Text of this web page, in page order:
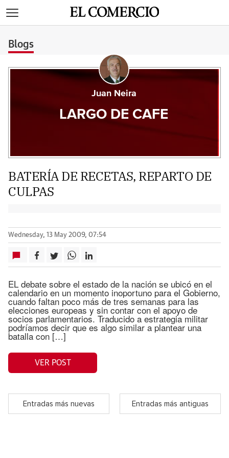
Blogs
Juan Neira
LARGO DE CAFE
BATERÍA DE RECETAS, REPARTO DE
CULPAS
Wednesday, 13 May 2009, 07:54
EL debate sobre el estado de la nación se ubicó en el
calendario en un momento inoportuno para el Gobierno,
cuando faltan poco más de tres semanas para las
elecciones europeas y sin contar con el apoyo de
socios parlamentarios. Traducido a estrategia militar
podríamos decir que es algo similar a plantear una
batalla con […]
VER POST
Entradas más nuevas Entradas más antiguas